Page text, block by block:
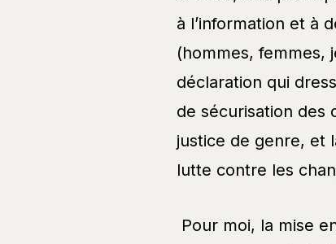
à l’information et à
(hommes, femmes,
déclaration qui
de sécurisation des
justice de genre, et
lutte contre les
Pour moi, la mise